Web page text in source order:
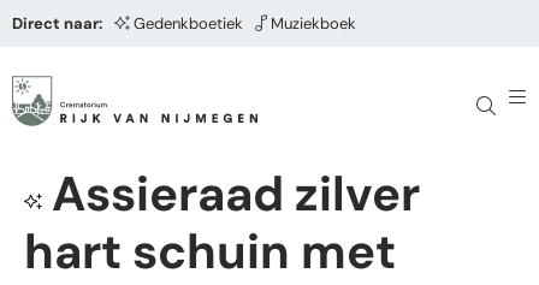
Direct naar: Gedenkboetiek Muziekboek
Assieraad zilver
hart schuin met